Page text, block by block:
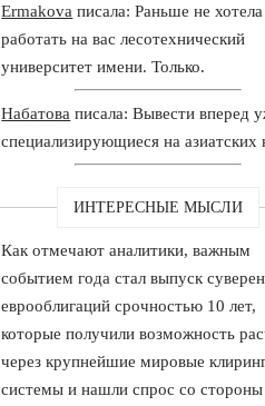
Ermakova писала: Раньше не хотела
работать на вас лесотехнический
университет имени. Только.
Набатова писала: Вывести вперед
специализирующиеся на азиатских
ИНТЕРЕСНЫЕ МЫСЛИ
Как отмечают аналитики, важным
событием года стал выпуск
еврооблигаций срочностью 10 лет,
которые получили возможность
через крупнейшие мировые
системы и нашли спрос со стороны